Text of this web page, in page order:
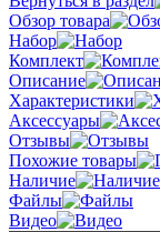
Обзор товара
Набор
Комплект
Описание
Характеристики
Аксессуары
Отзывы
Похожие товары
Наличие
Файлы
Видео